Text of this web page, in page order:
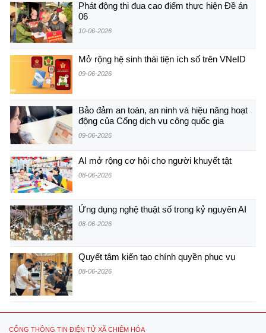
Phát động thi đua cao điểm thực hiện Đề án
06
10-06-2026
Mở rộng hệ sinh thái tiện ích số trên VNeID
09-06-2026
Bảo đảm an toàn, an ninh và hiệu năng hoạt
động của Cổng dịch vụ công quốc gia
09-06-2026
AI mở rộng cơ hội cho người khuyết tật
08-06-2026
Ứng dụng nghệ thuật số trong kỷ nguyên AI
08-06-2026
Quyết tâm kiến tạo chính quyền phục vụ
08-06-2026
CỔNG THÔNG TIN ĐIỆN TỬ XÃ CHIÊM HÓA